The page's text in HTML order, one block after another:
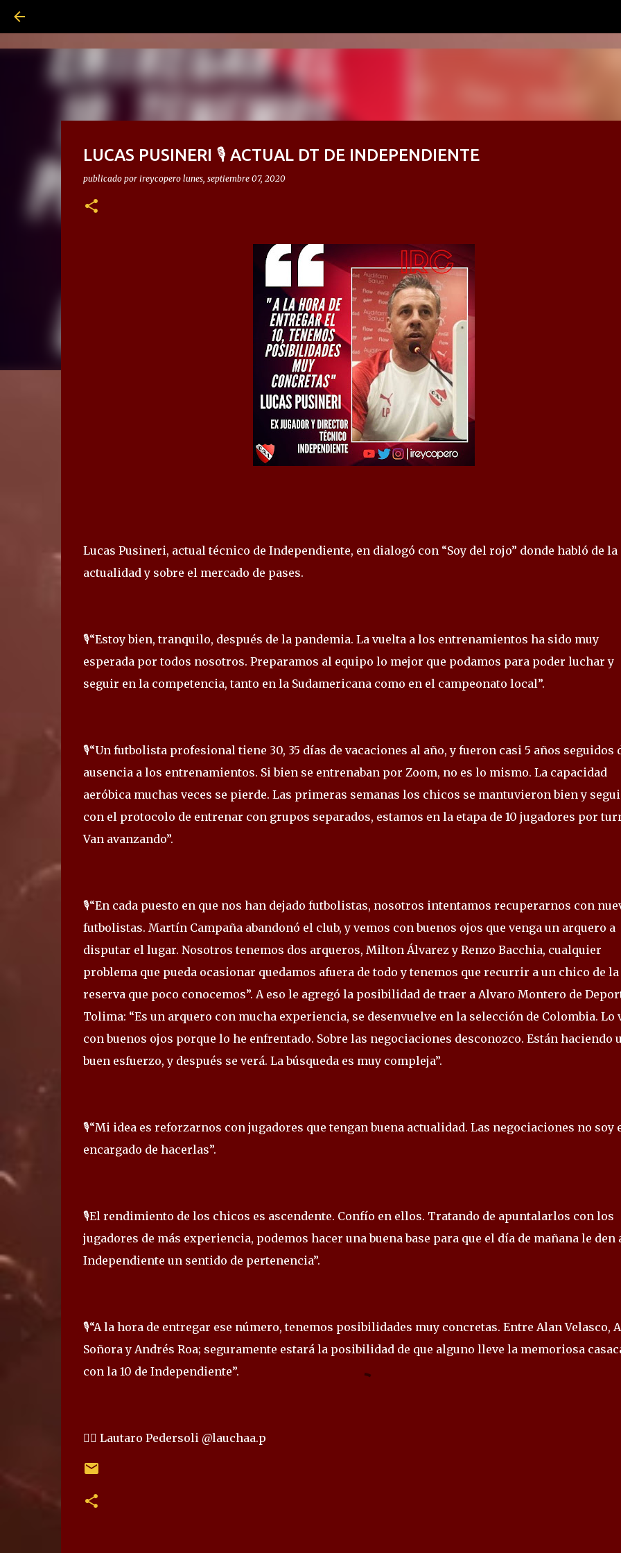
LUCAS PUSINERI 🎙 ACTUAL DT DE INDEPENDIENTE
publicado por ireycopero lunes, septiembre 07, 2020
Lucas Pusineri, actual técnico de Independiente, en dialogó con “Soy del rojo” donde habló de la
actualidad y sobre el mercado de pases.
🎙️“Estoy bien, tranquilo, después de la pandemia. La vuelta a los entrenamientos ha sido muy
esperada por todos nosotros. Preparamos al equipo lo mejor que podamos para poder luchar y
seguir en la competencia, tanto en la Sudamericana como en el campeonato local”.
🎙️“Un futbolista profesional tiene 30, 35 días de vacaciones al año, y fueron casi 5 años seguidos
ausencia a los entrenamientos. Si bien se entrenaban por Zoom, no es lo mismo. La capacidad
aeróbica muchas veces se pierde. Las primeras semanas los chicos se mantuvieron bien y
con el protocolo de entrenar con grupos separados, estamos en la etapa de 10 jugadores por
Van avanzando”.
🎙️“En cada puesto en que nos han dejado futbolistas, nosotros intentamos recuperarnos con
futbolistas. Martín Campaña abandonó el club, y vemos con buenos ojos que venga un arquero a
disputar el lugar. Nosotros tenemos dos arqueros, Milton Álvarez y Renzo Bacchia, cualquier
problema que pueda ocasionar quedamos afuera de todo y tenemos que recurrir a un chico de la
reserva que poco conocemos”. A eso le agregó la posibilidad de traer a Alvaro Montero de
Tolima: “Es un arquero con mucha experiencia, se desenvuelve en la selección de Colombia. Lo
con buenos ojos porque lo he enfrentado. Sobre las negociaciones desconozco. Están haciendo
buen esfuerzo, y después se verá. La búsqueda es muy compleja”.
🎙️“Mi idea es reforzarnos con jugadores que tengan buena actualidad. Las negociaciones no soy
encargado de hacerlas”.
🎙️El rendimiento de los chicos es ascendente. Confío en ellos. Tratando de apuntalarlos con los
jugadores de más experiencia, podemos hacer una buena base para que el día de mañana le den
Independiente un sentido de pertenencia”.
🎙️“A la hora de entregar ese número, tenemos posibilidades muy concretas. Entre Alan Velasco,
Soñora y Andrés Roa; seguramente estará la posibilidad de que alguno lleve la memoriosa
con la 10 de Independiente”.
✍🏻 Lautaro Pedersoli @lauchaa.p